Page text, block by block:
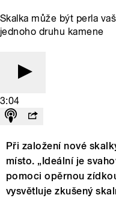
Skalka může být perla
jednoho druhu kamene
3:04
Při založení nové
místo. „Ideální je
pomoci opěrnou
vysvětluje zkušený